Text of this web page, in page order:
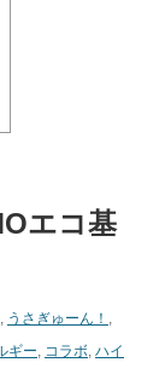
エコ基
, うさぎゅーん！ ,
ギー, コラボ, ハイ